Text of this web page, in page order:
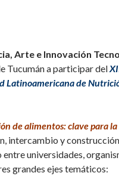
Arte e Innovación
Tucumán a participar del
Latinoamericana de
de alimentos: clave para
intercambio y
universidades,
grandes ejes temáticos: